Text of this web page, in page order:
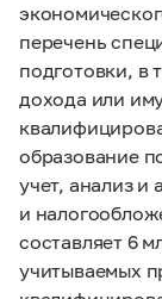
перечень
подготовки, в
дохода или
образование
учет, анализ и
и
составляет 6
учитываемых